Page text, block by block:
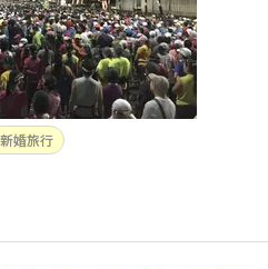
新婚旅行